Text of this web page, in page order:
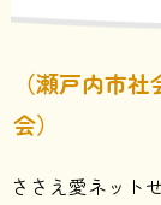
（瀬戸内市
会）
ささえ愛ネット